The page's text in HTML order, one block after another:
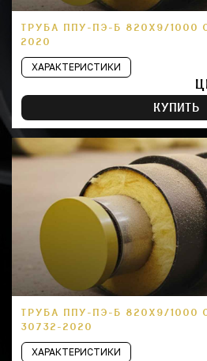
ТРУБА ППУ-ПЭ-Б 820Х9/1000
2020
ХАРАКТЕРИСТИКИ
КУПИТЬ
ТРУБА ППУ-ПЭ-Б 820Х9/1000
30732-2020
ХАРАКТЕРИСТИКИ